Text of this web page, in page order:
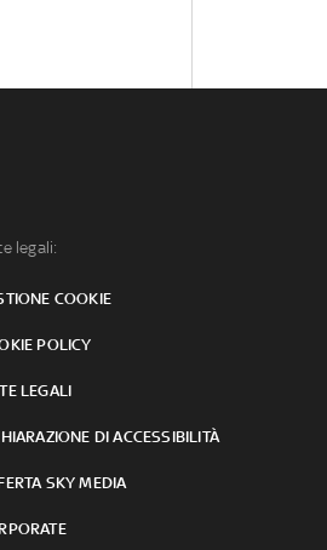
legali:
COOKIE
POLICY
LEGALI
DI ACCESSIBILITÀ
SKY MEDIA